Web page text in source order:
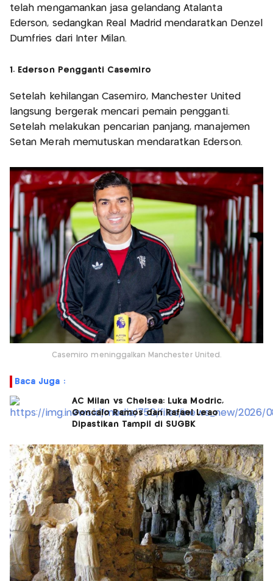
telah mengamankan jasa gelandang Atalanta
Ederson, sedangkan Real Madrid mendaratkan Denzel
Dumfries dari Inter Milan.
1 . Ederson Pengganti Casemiro
Setelah kehilangan Casemiro, Manchester United
langsung bergerak mencari pemain pengganti.
Setelah melakukan pencarian panjang, manajemen
Setan Merah memutuskan mendaratkan Ederson.
Casemiro meninggalkan Manchester United.
Baca Juga :
AC Milan vs Chelsea: Luka Modric,
Goncalo Ramos dan Rafael Leao
Dipastikan Tampil di SUGBK